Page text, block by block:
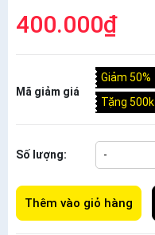
400.000₫
Mã giảm giá
Giảm 50%
Tặng 500k
Số lượng: -
Thêm vào giỏ hàng